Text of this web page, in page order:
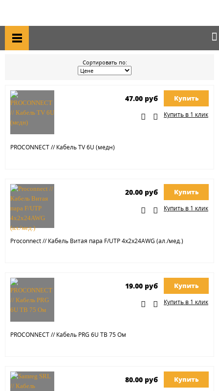
КАБЕЛЬ, ПРОВОД
Сортировать по:
PROCONNECT // Кабель TV 6U (медн)
47.00 руб Купить
Купить в 1 клик
Proconnect // Кабель Витая пара F/UTP 4х2х24AWG (ал./мед.)
20.00 руб Купить
Купить в 1 клик
PROCONNECT // Кабель РRG 6U ТВ 75 Ом
19.00 руб Купить
Купить в 1 клик
80.00 руб Купить